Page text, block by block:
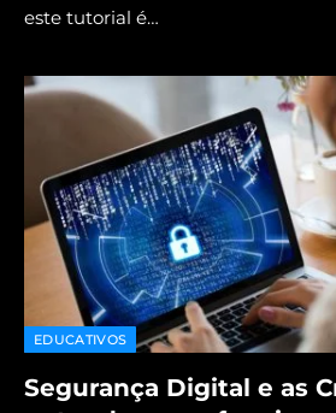
este tutorial é…
EDUCATIVOS
Segurança Digital e as